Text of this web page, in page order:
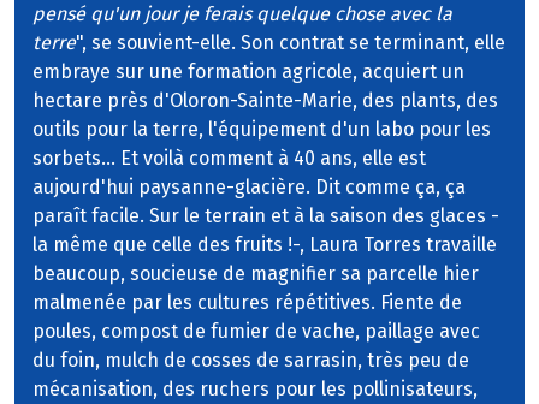
pensé qu'un jour je ferais quelque chose avec la
terre", se souvient-elle. Son contrat se terminant, elle
embraye sur une formation agricole, acquiert un
hectare près d'Oloron-Sainte-Marie, des plants, des
outils pour la terre, l'équipement d'un labo pour les
sorbets... Et voilà comment à 40 ans, elle est
aujourd'hui paysanne-glacière. Dit comme ça, ça
paraît facile. Sur le terrain et à la saison des glaces -
la même que celle des fruits !-, Laura Torres travaille
beaucoup, soucieuse de magnifier sa parcelle hier
malmenée par les cultures répétitives. Fiente de
poules, compost de fumier de vache, paillage avec
du foin, mulch de cosses de sarrasin, très peu de
mécanisation, des ruchers pour les pollinisateurs,